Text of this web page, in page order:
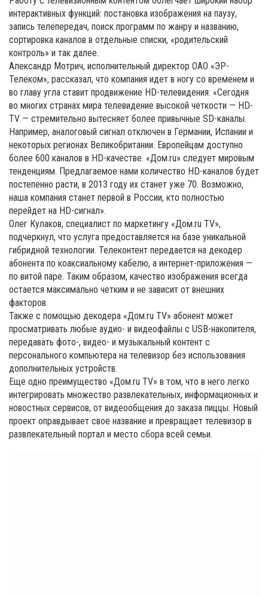
интерактивных функций: постановка изображения на паузу,
запись телепередач, поиск программ по жанру и названию,
сортировка каналов в отдельные списки, «родительский
контроль» и так далее.
Александр Мотрич, исполнительный директор ОАО «ЭР-
Телеком», рассказал, что компания идет в ногу со временем и
во главу угла ставит продвижение HD-телевидения: «Сегодня
во многих странах мира телевидение высокой четкости — HD-
TV — стремительно вытесняет более привычные SD-каналы.
Например, аналоговый сигнал отключен в Германии, Испании и
некоторых регионах Великобритании. Европейцам доступно
более 600 каналов в HD-качестве. «Дом.ru» следует мировым
тенденциям. Предлагаемое нами количество HD-каналов будет
постепенно расти, в 2013 году их станет уже 70. Возможно,
наша компания станет первой в России, кто полностью
перейдет на HD-сигнал».
Олег Кулаков, специалист по маркетингу «Дом.ru TV»,
подчеркнул, что услуга предоставляется на базе уникальной
гибридной технологии. Телеконтент передается на декодер
абонента по коаксиальному кабелю, а интернет-приложения —
по витой паре. Таким образом, качество изображения всегда
остается максимально четким и не зависит от внешних
факторов.
Также с помощью декодера «Дом.ru TV» абонент может
просматривать любые аудио- и видеофайлы с USB-накопителя,
передавать фото-, видео- и музыкальный контент с
персонального компьютера на телевизор без использования
дополнительных устройств.
Еще одно преимущество «Дом.ru TV» в том, что в него легко
интегрировать множество развлекательных, информационных и
новостных сервисов, от видеообщения до заказа пиццы. Новый
проект оправдывает свое название и превращает телевизор в
развлекательный портал и место сбора всей семьи.